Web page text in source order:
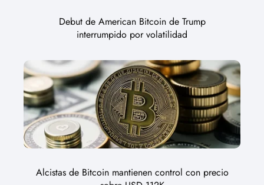
Debut de American Bitcoin de Trump
interrumpido por volatilidad
Alcistas de Bitcoin mantienen control con precio